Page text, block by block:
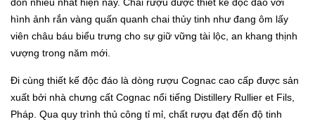
hình ảnh rắn vàng quấn quanh chai thủy tinh như đang ôm lấy
viên châu báu biểu trưng cho sự giữ vững tài lộc, an khang thịnh
vượng trong năm mới.
Đi cùng thiết kế độc đáo là dòng rượu Cognac cao cấp được sản
xuất bởi nhà chưng cất Cognac nổi tiếng Distillery Rullier et Fils,
Pháp. Qua quy trình thủ công tỉ mỉ, chất rượu đạt đến độ tinh